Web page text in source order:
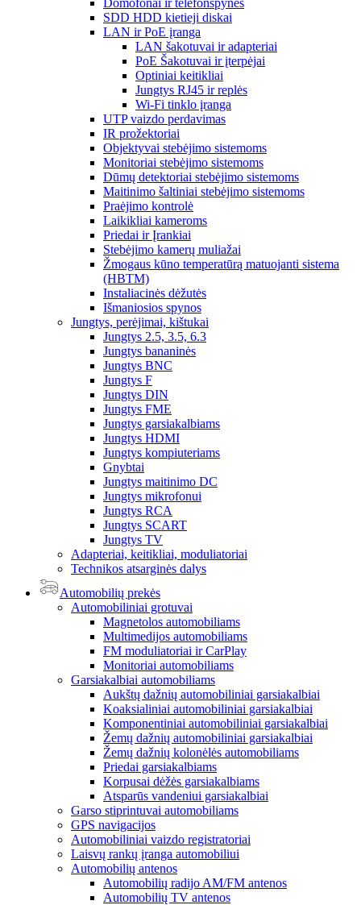
Domofonai ir telefonspynės
SDD HDD kietieji diskai
LAN ir PoE įranga
LAN šakotuvai ir adapteriai
PoE Šakotuvai ir įterpėjai
Optiniai keitikliai
Jungtys RJ45 ir replės
Wi-Fi tinklo įranga
UTP vaizdo perdavimas
IR prožektoriai
Objektyvai stebėjimo sistemoms
Monitoriai stebėjimo sistemoms
Dūmų detektoriai stebėjimo sistemoms
Maitinimo šaltiniai stebėjimo sistemoms
Praėjimo kontrolė
Laikikliai kameroms
Priedai ir Įrankiai
Stebėjimo kamerų muliažai
Žmogaus kūno temperatūrą matuojanti sistema
(HBTM)
Instaliacinės dėžutės
Išmaniosios spynos
Jungtys, perėjimai, kištukai
Jungtys 2.5, 3.5, 6.3
Jungtys bananinės
Jungtys BNC
Jungtys F
Jungtys DIN
Jungtys FME
Jungtys garsiakalbiams
Jungtys HDMI
Jungtys kompiuteriams
Gnybtai
Jungtys maitinimo DC
Jungtys mikrofonui
Jungtys RCA
Jungtys SCART
Jungtys TV
Adapteriai, keitikliai, moduliatoriai
Technikos atsarginės dalys
Automobilių prekės
Automobiliniai grotuvai
Magnetolos automobiliams
Multimedijos automobiliams
FM moduliatoriai ir CarPlay
Monitoriai automobiliams
Garsiakalbiai automobiliams
Aukštų dažnių automobiliniai garsiakalbiai
Koaksialiniai automobiliniai garsiakalbiai
Komponentiniai automobiliniai garsiakalbiai
Žemų dažnių automobiliniai garsiakalbiai
Žemų dažnių kolonėlės automobiliams
Priedai garsiakalbiams
Korpusai dėžės garsiakalbiams
Atsparūs vandeniui garsiakalbiai
Garso stiprintuvai automobiliams
GPS navigacijos
Automobiliniai vaizdo registratoriai
Laisvų rankų įranga automobiliui
Automobilių antenos
Automobilių radijo AM/FM antenos
Automobilių TV antenos